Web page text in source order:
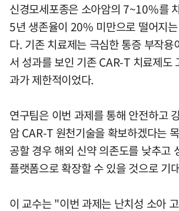
신경모세포종은 소아암의 7~10%를
5년 생존율이 20% 미만으로 떨어지
다. 기존 치료제는 극심한 통증 부작용
서 성과를 보인 기존 CAR-T 치료제도
과가 제한적이었다.
연구팀은 이번 과제를 통해 안전하고
암 CAR-T 원천기술을 확보하겠다는
공할 경우 해외 신약 의존도를 낮추고
플랫폼으로 확장할 수 있을 것으로 기
이 교수는 "이번 과제는 난치성 소아